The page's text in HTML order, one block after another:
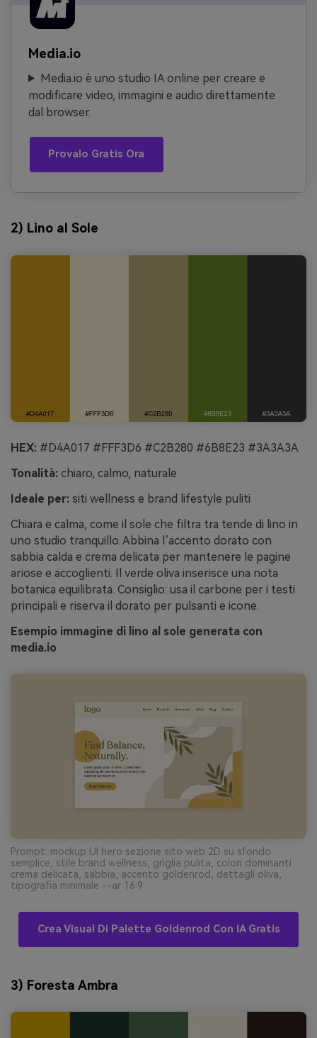
Media.io
Media.io è uno studio IA online per creare e
modificare video, immagini e audio direttamente
dal browser.
Provalo Gratis Ora
2) Lino al Sole
HEX: #D4A017 #FFF3D6 #C2B280 #6B8E23 #3A3A3A
Tonalità: chiaro, calmo, naturale
Ideale per: siti wellness e brand lifestyle puliti
Chiara e calma, come il sole che filtra tra tende di lino in
uno studio tranquillo. Abbina l’accento dorato con
sabbia calda e crema delicata per mantenere le pagine
ariose e accoglienti. Il verde oliva inserisce una nota
botanica equilibrata. Consiglio: usa il carbone per i testi
principali e riserva il dorato per pulsanti e icone.
Esempio immagine di lino al sole generata con
media.io
Prompt: mockup UI hero sezione sito web 2D su sfondo
semplice, stile brand wellness, griglia pulita, colori dominanti
crema delicata, sabbia, accento goldenrod, dettagli oliva,
tipografia minimale --ar 16:9
Crea Visual Di Palette Goldenrod Con IA Gratis
3) Foresta Ambra